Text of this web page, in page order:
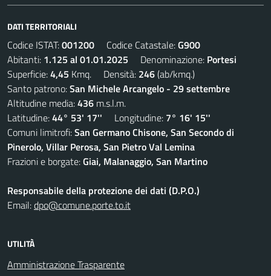
DATI TERRITORIALI
Codice ISTAT:001200 Codice Catastale:G900
Abitanti: 1.125 al 01.01.2025 Denominazione: Portesi
Superficie:4,45 Kmq. Densità: 246(ab/kmq.)
Santo patrono:San Michele Arcangelo - 29 settembre
Altitudine media:436 m.s.l.m.
Latitudine:44° 53' 17'' Longitudine: 7° 16' 15''
Comuni limitrofi:San Germano Chisone, San Secondo di
Pinerolo, Villar Perosa, San Pietro Val Lemina
Frazioni e borgate:Giai, Malanaggio, San Martino
Responsabile della protezione dei dati (D.P.O.)
Email:dpo@comune.porte.to.it
UTILITÀ
Amministrazione Trasparente